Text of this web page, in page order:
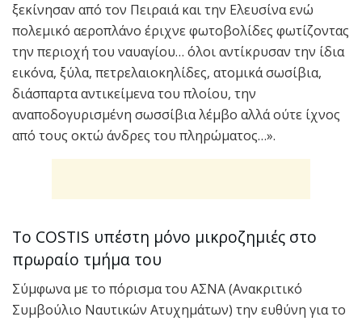
ξεκίνησαν από τον Πειραιά και την Ελευσίνα ενώ
πολεμικό αεροπλάνο έριχνε φωτοβολίδες φωτίζοντας
την περιοχή του ναυαγίου… όλοι αντίκρυσαν την ίδια
εικόνα, ξύλα, πετρελαιοκηλίδες, ατομικά σωσίβια,
διάσπαρτα αντικείμενα του πλοίου, την
αναποδογυρισμένη σωσσίβια λέμβο αλλά ούτε ίχνος
από τους οκτώ άνδρες του πληρώματος…».
Το COSTIS υπέστη μόνο μικροζημιές στο
πρωραίο τμήμα του
Σύμφωνα με το πόρισμα του ΑΣΝΑ (Ανακριτικό
Συμβούλιο Ναυτικών Ατυχημάτων) την ευθύνη για το